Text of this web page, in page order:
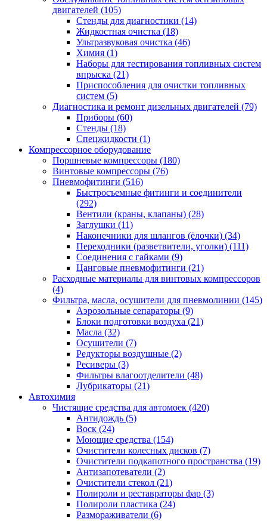
двигателей (105)
Стенды для диагностики (14)
Жидкостная очистка (18)
Ультразвуковая очистка (46)
Химия (1)
Наборы для тестирования топливных систем
впрыска (21)
Приспособления для очистки топливных
систем (5)
Диагностика и ремонт дизельных двигателей (79)
Приборы (60)
Стенды (18)
Спецжидкости (1)
Компрессорное оборудование
Поршневые компрессоры (180)
Винтовые компрессоры (76)
Пневмофитинги (516)
Быстросъемные фитинги и соединители
(292)
Вентили (краны, клапаны) (28)
Заглушки (11)
Наконечники для шлангов (ёлочки) (34)
Переходники (разветвители, уголки) (111)
Соединения с гайками (9)
Цанговые пневмофитинги (21)
Расходные материалы для винтовых компрессоров
(4)
Фильтра, масла, осушители для пневмолинии (145)
Аэрозольные сепараторы (9)
Блоки подготовки воздуха (21)
Масла (32)
Осушители (7)
Редукторы воздушные (2)
Ресиверы (3)
Фильтры влагоотделители (48)
Лубрикаторы (21)
Автохимия
Чистящие средства для автомоек (420)
Антидождь (5)
Воск (24)
Моющие средства (154)
Очистители колесных дисков (7)
Очистители подкапотного пространства (19)
Антизапотеватели (2)
Очистители стекол (21)
Полироли и реставраторы фар (3)
Полироли пластика (24)
Размораживатели (6)